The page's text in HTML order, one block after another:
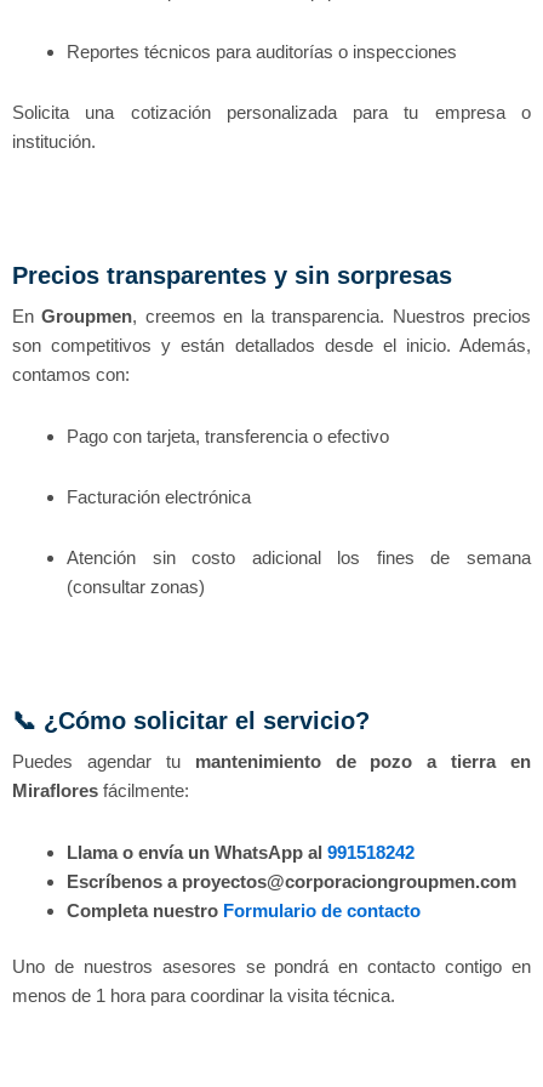
Reportes técnicos para auditorías o inspecciones
Solicita una cotización personalizada para tu empresa o
institución.
Precios transparentes y sin sorpresas
EnGroupmen, creemos en la transparencia. Nuestros precios
son competitivos y están detallados desde el inicio. Además,
contamos con:
Pago con tarjeta, transferencia o efectivo
Facturación electrónica
Atención sin costo adicional los fines de semana
(consultar zonas)
📞 ¿Cómo solicitar el servicio?
Puedes agendar tu mantenimiento de pozo a tierra en
Miraflores fácilmente:
Llama o envía un WhatsApp al 991518242
Escríbenos a proyectos@corporaciongroupmen.com
Completa nuestro Formulario de contacto
Uno de nuestros asesores se pondrá en contacto contigo en
menos de 1 hora para coordinar la visita técnica.